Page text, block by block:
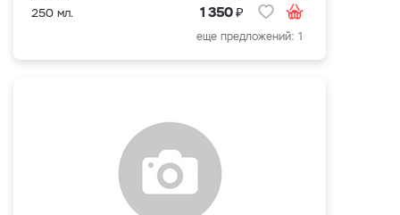
250 мл. 1 350₽
еще предложений: 1